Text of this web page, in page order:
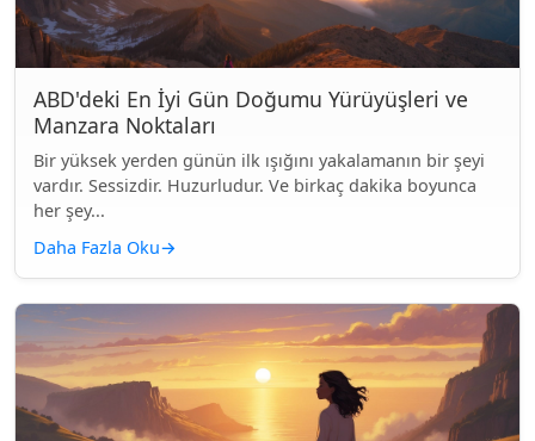
ABD'deki En İyi Gün Doğumu Yürüyüşleri ve
Manzara Noktaları
Bir yüksek yerden günün ilk ışığını yakalamanın bir şeyi
vardır. Sessizdir. Huzurludur. Ve birkaç dakika boyunca
her şey...
Daha Fazla Oku→